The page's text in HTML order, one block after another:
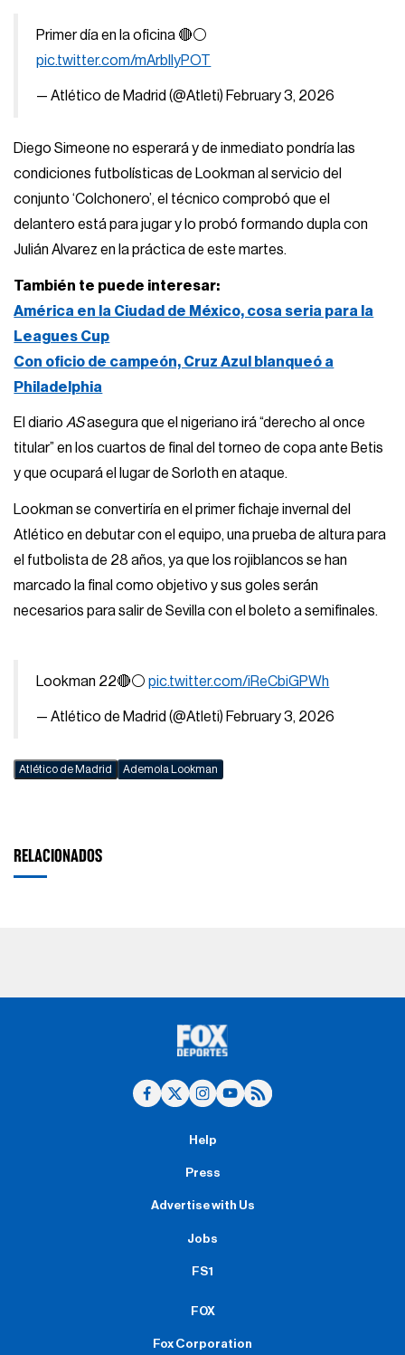
Primer día en la oficina 🔴⚪
pic.twitter.com/mArblIyPOT
— Atlético de Madrid (@Atleti) February 3, 2026
Diego Simeone no esperará y de inmediato pondría las
condiciones futbolísticas de Lookman al servicio del
conjunto ‘Colchonero’, el técnico comprobó que el
delantero está para jugar y lo probó formando dupla con
Julián Alvarez en la práctica de este martes.
También te puede interesar:
América en la Ciudad de México, cosa seria para la
Leagues Cup
Con oficio de campeón, Cruz Azul blanqueó a
Philadelphia
El diarioASasegura que el nigeriano irá “derecho al once
titular” en los cuartos de final del torneo de copa ante Betis
y que ocupará el lugar de Sorloth en ataque.
Lookman se convertiría en el primer fichaje invernal del
Atlético en debutar con el equipo, una prueba de altura para
el futbolista de 28 años, ya que los rojiblancos se han
marcado la final como objetivo y sus goles serán
necesarios para salir de Sevilla con el boleto a semifinales.
Lookman 22🔴⚪pic.twitter.com/iReCbiGPWh
— Atlético de Madrid (@Atleti) February 3, 2026
Atlético de Madrid Ademola Lookman
RELACIONADOS
Help
Press
Advertise with Us
Jobs
FS1
FOX
Fox Corporation